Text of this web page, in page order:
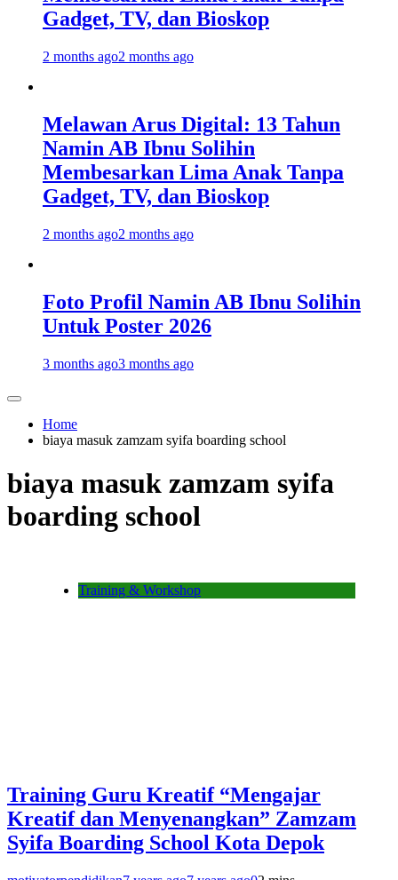
Gadget, TV, dan Bioskop
2 months ago2 months ago
Melawan Arus Digital: 13 Tahun
Namin AB Ibnu Solihin
Membesarkan Lima Anak Tanpa
Gadget, TV, dan Bioskop
2 months ago2 months ago
Foto Profil Namin AB Ibnu Solihin
Untuk Poster 2026
3 months ago3 months ago
Home
biaya masuk zamzam syifa boarding school
biaya masuk zamzam syifa
boarding school
Training & Workshop
Training Guru Kreatif “Mengajar
Kreatif dan Menyenangkan” Zamzam
Syifa Boarding School Kota Depok